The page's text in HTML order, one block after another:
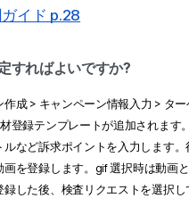
イド p.28
すればよいですか?
成 > キャンペーン情報入力 > タ
登録テンプレートが追加されます
など訴求ポイントを入力します。
画を登録します。gif 選択時は動画
録した後、検査リクエストを選択